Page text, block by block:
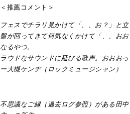
＜推薦コメント＞
フェスでチラリ見かけて「、、お？」と
盤が回ってきて何気なくかけて「、、お
なるやつ。
ラウドなサウンドに延びる歌声。おおお
ー大槻ケンヂ（ロックミュージシャン）
不思議なご縁（過去ログ参照）がある田